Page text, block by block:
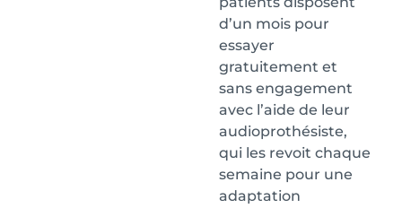
d’un mois pour
essayer
gratuitement et
sans engagement
avec l’aide de leur
audioprothésiste,
qui les revoit chaque
semaine pour une
adaptation